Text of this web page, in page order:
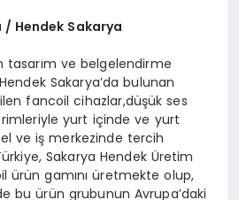
Hendek Sakarya
tasarım ve belgelendirme
Sakarya’da bulunan
fancoil cihazlar,düşük ses
yurt içinde ve yurt
ve iş merkezinde tercih
Sakarya Hendek Üretim
ürün gamını üretmekte olup,
bu ürün grubunun Avrupa’daki